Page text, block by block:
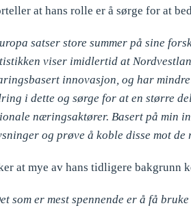
at hans rolle er å sørge for at
satser store summer på sine
viser imidlertid at
innovasjon, og har
i dette og sørge for at en større
næringsaktører. Basert på min
og prøve å koble disse mot
at mye av hans tidligere bakgrunn
som er mest spennende er å få